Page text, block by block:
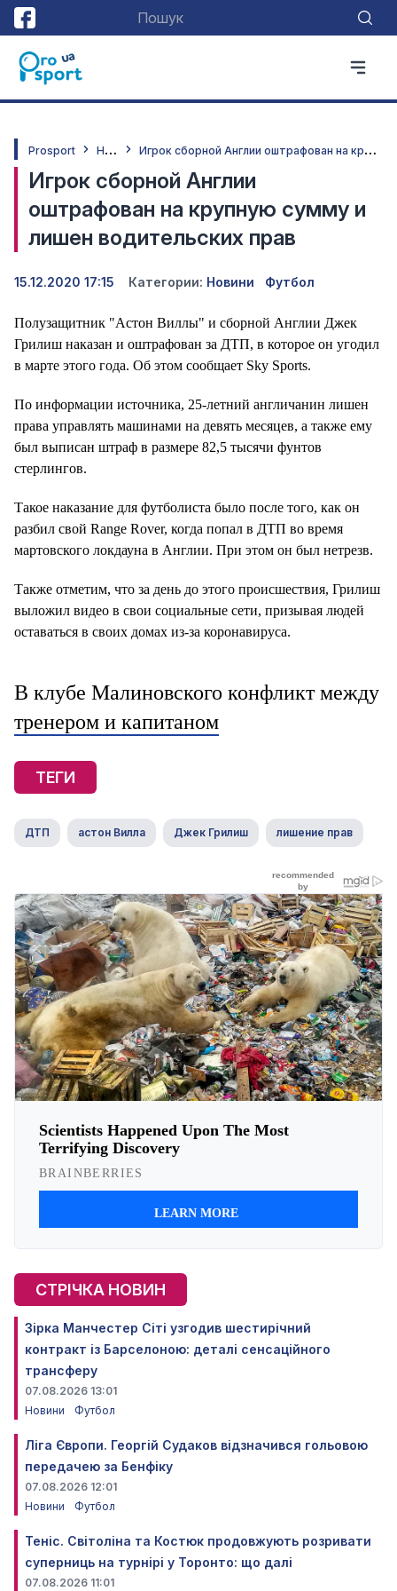
Prosport Н
овини И
грок сборной Англии оштрафован на крупную сумму и лишен водительских прав
Игрок сборной Англии
оштрафован на крупную сумму и
лишен водительских прав
15.12.2020 17:15 Категории: Новини Футбол
Полузащитник "Астон Виллы" и сборной Англии Джек
Грилиш наказан и оштрафован за ДТП, в которое он угодил
в марте этого года. Об этом сообщает Sky Sports.
По информации источника, 25-летний англичанин лишен
права управлять машинами на девять месяцев, а также ему
был выписан штраф в размере 82,5 тысячи фунтов
стерлингов.
Такое наказание для футболиста было после того, как он
разбил свой Range Rover, когда попал в ДТП во время
мартовского локдауна в Англии. При этом он был нетрезв.
Также отметим, что за день до этого происшествия, Грилиш
выложил видео в свои социальные сети, призывая людей
оставаться в своих домах из-за коронавируса.
В клубе Малиновского конфликт между
тренером и капитаном
ТЕГИ
ДТП астон Вилла Джек Грилиш лишение прав
СТРІЧКА НОВИН
Зірка Манчестер Сіті узгодив шестирічний
контракт із Барселоною: деталі сенсаційного
трансферу
07.08.2026 13:01
Новини
Футбол
Ліга Європи. Георгій Судаков відзначився гольовою
передачею за Бенфіку
07.08.2026 12:01
Новини
Футбол
Теніс. Світоліна та Костюк продовжують розривати
суперниць на турнірі у Торонто: що далі
07.08.2026 11:01